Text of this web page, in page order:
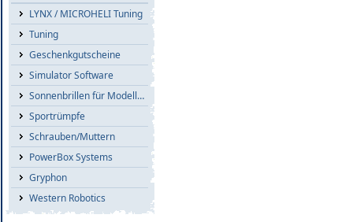
LYNX / MICROHELI Tuning
Tuning
Geschenkgutscheine
Simulator Software
Sonnenbrillen für Modellflieger
Sportrümpfe
Schrauben/Muttern
PowerBox Systems
Gryphon
Western Robotics